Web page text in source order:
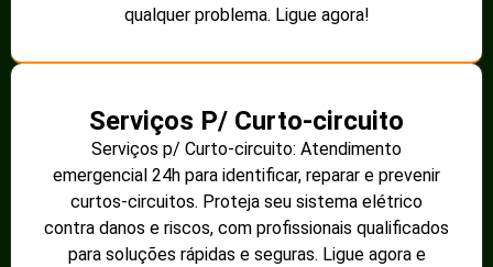
qualquer problema. Ligue agora!
Serviços P/ Curto-circuito
Serviços p/ Curto-circuito: Atendimento
emergencial 24h para identificar, reparar e prevenir
curtos-circuitos. Proteja seu sistema elétrico
contra danos e riscos, com profissionais qualificados
para soluções rápidas e seguras. Ligue agora e